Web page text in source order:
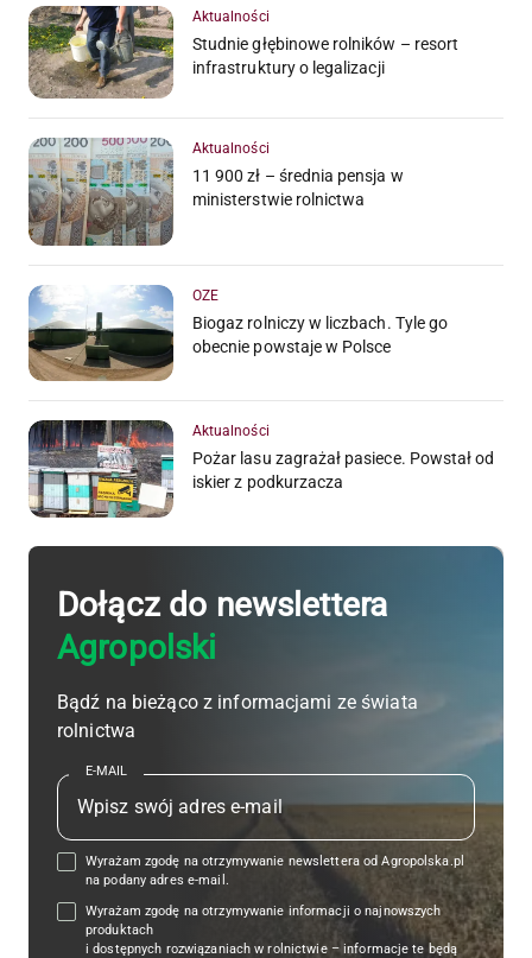
Aktualności
Studnie głębinowe rolników – resort
infrastruktury o legalizacji
Aktualności
11 900 zł – średnia pensja w
ministerstwie rolnictwa
OZE
Biogaz rolniczy w liczbach. Tyle go
obecnie powstaje w Polsce
Aktualności
Pożar lasu zagrażał pasiece. Powstał od
iskier z podkurzacza
Dołącz do newslettera
Agropolski
Bądź na bieżąco z informacjami ze świata
rolnictwa
E-MAIL
Wyrażam zgodę na otrzymywanie newslettera od Agropolska.pl
na podany adres e-mail.
Wyrażam zgodę na otrzymywanie informacji o najnowszych
produktach
i dostępnych rozwiązaniach w rolnictwie – informacje te będą